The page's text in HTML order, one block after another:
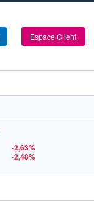
Espace Client
-2,63%
-2,48%